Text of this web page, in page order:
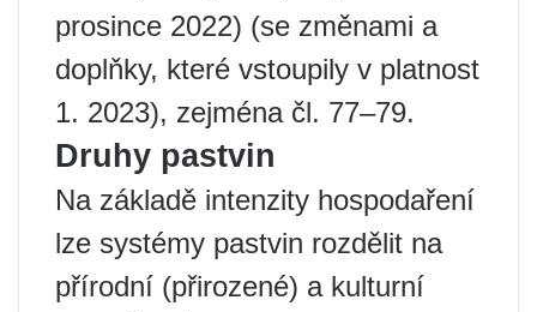
prosince 2022) (se změnami a
doplňky, které vstoupily v platnost
1. 2023), zejména čl. 77–79.
Druhy pastvin
Na základě intenzity hospodaření
lze systémy pastvin rozdělit na
přírodní (přirozené) a kulturní